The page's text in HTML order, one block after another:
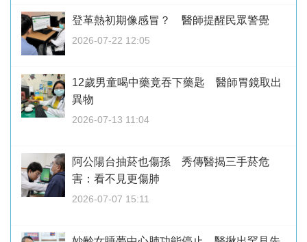
登革熱初期像感冒？ 醫師提醒民眾警覺
2026-07-22 12:05
12歲男童喝中藥竟吞下藥匙 醫師胃鏡取出
異物
2026-07-13 11:04
阿公陽台抽菸也傷孫 秀傳醫揭三手菸危
害：看不見更傷肺
2026-07-07 15:11